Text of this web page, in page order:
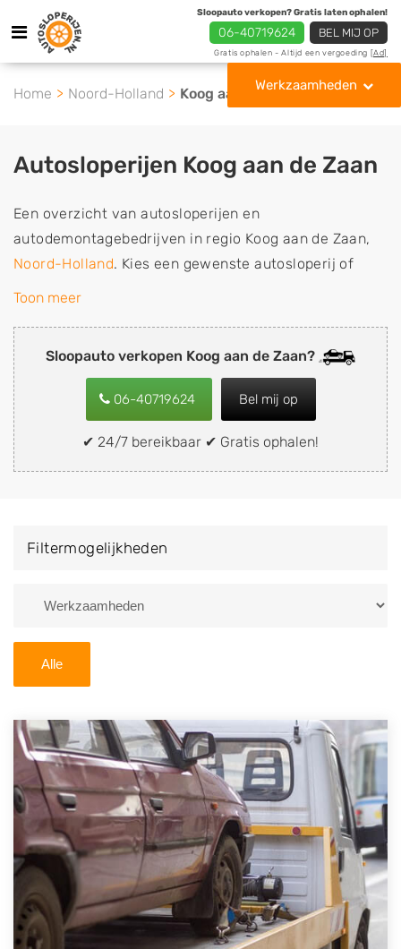
Sloopauto verkopen? Gratis laten ophalen!
06-40719624 BEL MIJ OP
Gratis ophalen - Altijd een vergoeding [Ad]
Werkzaamheden
Home Noord-Holland Koog aan de Zaan
Sloopauto verkopen Koog aan de Zaan?
06-40719624 Bel mij op
✔ 24/7 bereikbaar ✔ Gratis ophalen!
Autosloperijen Koog aan de Zaan
Een overzicht van autosloperijen en
autodemontagebedrijven in regio Koog aan de Zaan,
Noord-Holland. Kies een gewenste autosloperij of
autosloop uit de lijst die gespecialiseerd is in de
onderdelen of in de inkoop van sloopauto's,
schadeauto's en tweedehands auto's (ook zonder apk
keuring). Wilt u uw auto, camper, vrachtwagen, motor
of brommobiel snel en eenvoudig verkopen aan een
demontagebedrijf in de buurt, deze zelf wegbrengen
naar de sloop of deze liever laten ophalen op een
van Koog aan de Zaan en ontvang een vergoeding
Zoekt u liever naar een sloperij in een andere plaats of
U kunt er ook voor kiezen om direct uw sloopauto te
verkopen en op te laten halen door de Sloopauto
Ophaaldienst van Autosloperijen.nl. Wij kunnen uw
auto gratis ophalen in Koog aan de Zaan
. Neem
telefonisch contact op of maak een terugbelafspraak.
Wilt u direct een tweedehands auto onderdelen
offerte aanvragen? Dat kan via de Onderdelenlijn! Vul
uw kenteken in en druk op verzenden.
Wij kunnen u helpen met de inkoop van auto's van
Toon meer
Filtermogelijkheden
Alle